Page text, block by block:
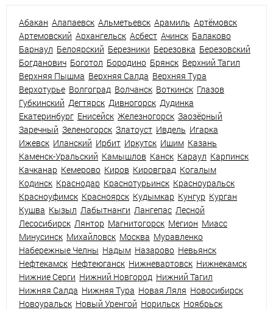
Абакан Алапаевск Альметьевск Арамиль Артёмовск
Артемовский Архангельск Асбест Ачинск Балаково
Барнаул Белоярский Березники Березовка Березовский
Богданович Боготол Бородино Брянск Верхний Тагил
Верхняя Пышма Верхняя Салда Верхняя Тура
Верхотурье Волгоград Волчанск Воткинск Глазов
Губкинский Дегтярск Дивногорск Дудинка
Екатеринбург Енисейск Железногорск Заозёрный
Заречный Зеленогорск Златоуст Ивдель Игарка
Ижевск Иланский Ирбит Иркутск Ишим Казань
Каменск-Уральский Камышлов Канск Караул Карпинск
Качканар Кемерово Киров Кировград Когалым
Кодинск Краснодар Краснотурьинск Красноуральск
Красноуфимск Красноярск Кудымкар Кунгур Курган
Кушва Кызыл Лабытнанги Лангепас Лесной
Лесосибирск Лянтор Магнитогорск Мегион Миасс
Минусинск Михайловск Москва Муравленко
Набережные Челны Надым Назарово Невьянск
Нефтекамск Нефтеюганск Нижневартовск Нижнекамск
Нижние Серги Нижний Новгород Нижний Тагил
Нижняя Салда Нижняя Тура Новая Ляля Новосибирск
Новоуральск Новый Уренгой Норильск Ноябрьск